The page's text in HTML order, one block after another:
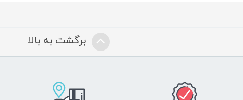
برگشت به بالا